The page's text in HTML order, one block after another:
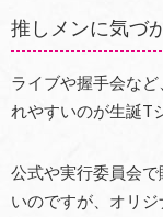
推しメンに気づ
ライブや握手会な
れやすいのが生誕T
公式や実行委員会
いのですが、オリ